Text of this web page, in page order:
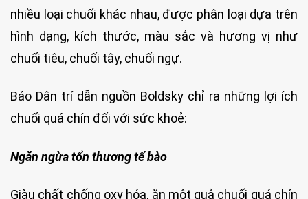
nhiều loại chuối khác nhau, được phân loại dựa trên
hình dạng, kích thước, màu sắc và hương vị như
chuối tiêu, chuối tây, chuối ngự.
Báo Dân trí dẫn nguồn Boldsky chỉ ra những lợi ích
chuối quá chín đối với sức khoẻ:
Ngăn ngừa tổn thương tế bào
Giàu chất chống oxy hóa, ăn một quả chuối quá chín